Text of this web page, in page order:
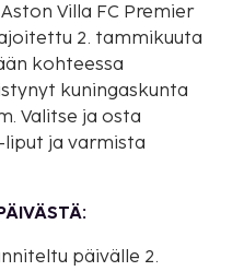
Villa FC Premier
2. tammikuuta
kohteessa
kuningaskunta
Valitse ja osta
liput ja varmista
päivälle 2.